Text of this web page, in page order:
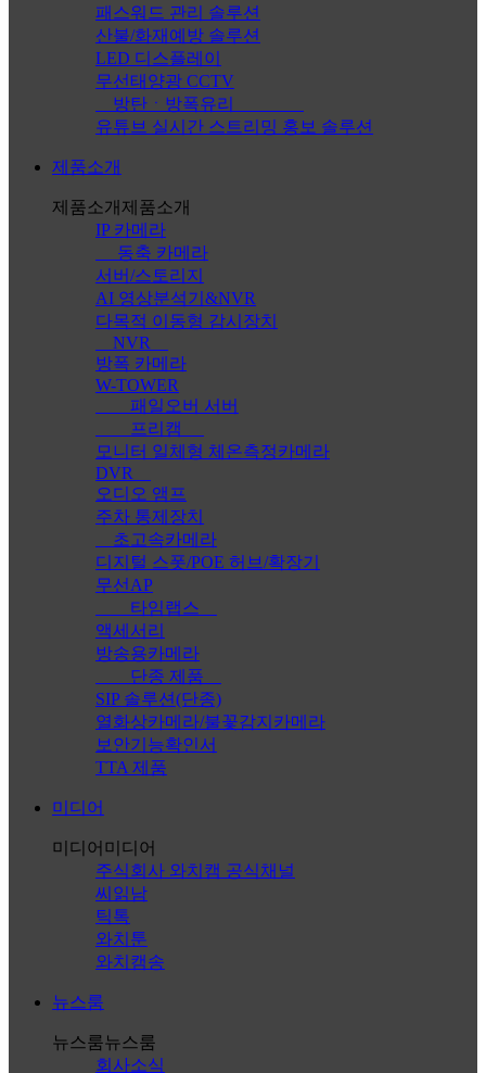
패스워드 관리 솔루션
산불/화재예방 솔루션
LED 디스플레이
무선태양광 CCTV
방탄ㆍ방폭유리
유튜브 실시간 스트리밍 홍보 솔루션
제품소개
제품소개제품소개
IP 카메라
동축 카메라
서버/스토리지
AI 영상분석기&NVR
다목적 이동형 감시장치
NVR
방폭 카메라
W-TOWER
패일오버 서버
프리캠
모니터 일체형 체온측정카메라
DVR
오디오 앰프
주차 통제장치
초고속카메라
디지털 스폿/POE 허브/확장기
무선AP
타임랩스
액세서리
방송용카메라
단종 제품
SIP 솔루션(단종)
열화상카메라/불꽃감지카메라
보안기능확인서
TTA 제품
미디어
미디어 미디어
주식회사 와치캠 공식채널
씨읽남
틱톡
와치툰
와치캠송
뉴스룸
뉴스룸뉴스룸
회사소식